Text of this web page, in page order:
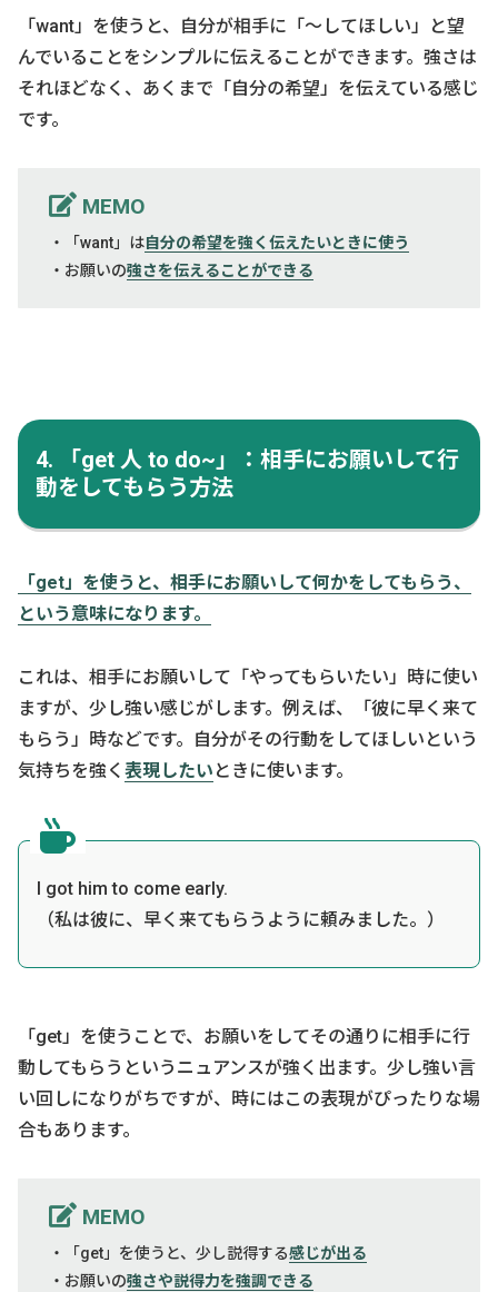
「want」を使うと、自分が相手に「〜してほしい」と望
んでいることをシンプルに伝えることができます。強さは
それほどなく、あくまで「自分の希望」を伝えている感じ
です。
MEMO
・「want」は自分の希望を強く伝えたいときに使う
・お願いの強さを伝えることができる
4. 「get 人 to do~」：相手にお願いして行
動をしてもらう方法
「get」を使うと、相手にお願いして何かをしてもらう、
という意味になります。
これは、相手にお願いして「やってもらいたい」時に使い
ますが、少し強い感じがします。例えば、「彼に早く来て
もらう」時などです。自分がその行動をしてほしいという
気持ちを強く 表現したい ときに使います。
I got him to come early.
（私は彼に、早く来てもらうように頼みました。）
「get」を使うことで、お願いをしてその通りに相手に行
動してもらうというニュアンスが強く出ます。少し強い言
い回しになりがちですが、時にはこの表現がぴったりな場
合もあります。
MEMO
・「get」を使うと、少し説得する感じが出る
・お願いの強さや説得力を強調できる